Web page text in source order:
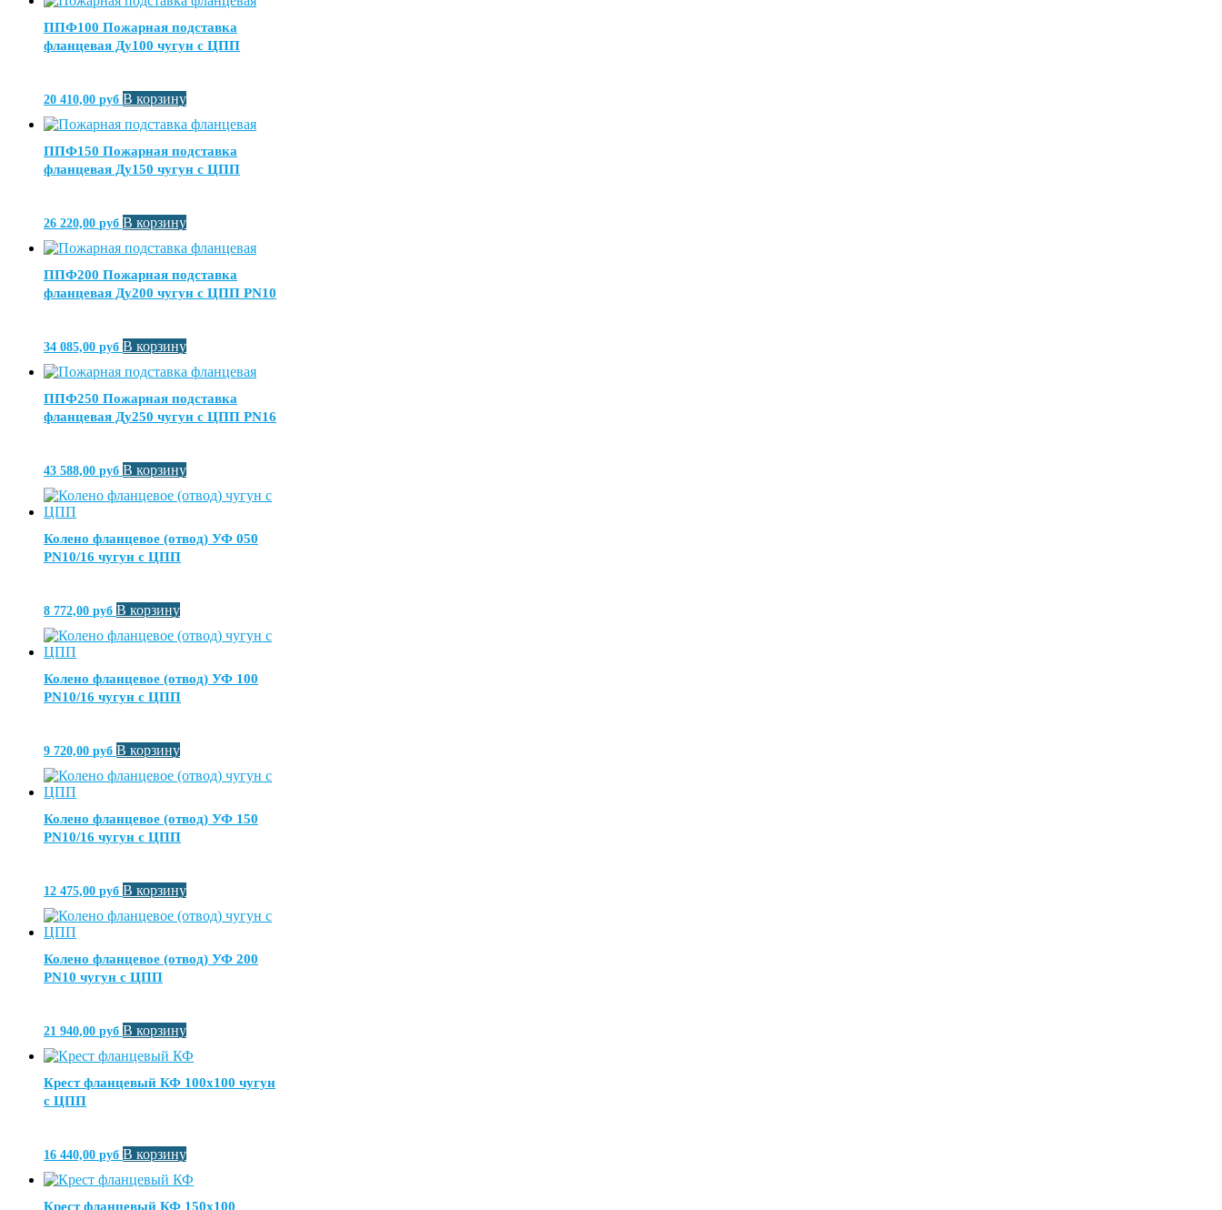
ППФ100 Пожарная подставка
фланцевая Ду100 чугун с ЦПП
20 410,00 руб В корзину
ППФ150 Пожарная подставка
фланцевая Ду150 чугун с ЦПП
26 220,00 руб В корзину
ППФ200 Пожарная подставка
фланцевая Ду200 чугун с ЦПП PN10
34 085,00 руб В корзину
ППФ250 Пожарная подставка
фланцевая Ду250 чугун с ЦПП PN16
43 588,00 руб В корзину
Колено фланцевое (отвод) УФ 050
PN10/16 чугун с ЦПП
8 772,00 руб В корзину
Колено фланцевое (отвод) УФ 100
PN10/16 чугун с ЦПП
9 720,00 руб В корзину
Колено фланцевое (отвод) УФ 150
PN10/16 чугун с ЦПП
12 475,00 руб В корзину
Колено фланцевое (отвод) УФ 200
PN10 чугун с ЦПП
21 940,00 руб В корзину
Крест фланцевый КФ 100х100 чугун
с ЦПП
16 440,00 руб В корзину
Крест фланцевый КФ 150х100